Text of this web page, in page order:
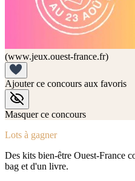
(www.jeux.ouest-france.fr)
Ajouter ce concours aux favoris
Masquer ce concours
Lots à gagner
Des kits bien-être Ouest-France
bag et d'un livre.